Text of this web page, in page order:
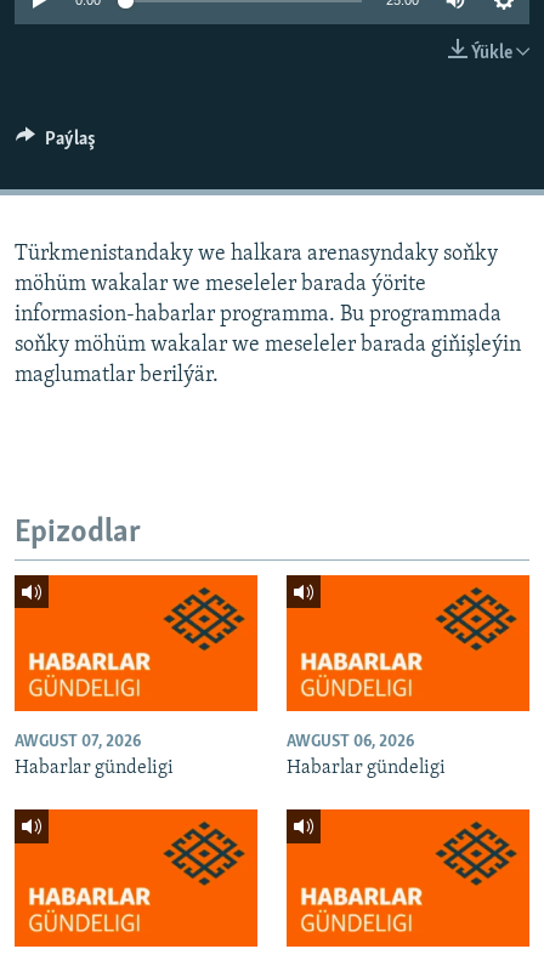
Ýükle
Paýlaş
Türkmenistandaky we halkara arenasyndaky soňky
möhüm wakalar we meseleler barada ýörite
informasion-habarlar programma. Bu programmada
soňky möhüm wakalar we meseleler barada giňişleýin
maglumatlar berilýär.
Epizodlar
AWGUST 07, 2026
Habarlar gündeligi
AWGUST 06, 2026
Habarlar gündeligi